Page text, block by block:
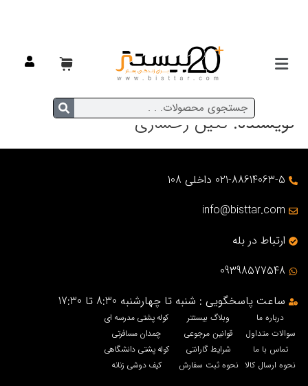
نویسنده:نگین رخساری
021-88614063-5 داخلی 108
info@bisttar.com
ارتباط در بله
09398577548
ساعت پاسخگویی : شنبه تا چهارشنبه 8:30 تا 17:30
درباره ما
سوالات متداول
تماس با ما
نحوه ارسال کالا
وبلاگ بیستتر
قوانین مرجوعی
شرایط گارانتی
نحوه ثبت سفارش
کوله پشتی مدرسه ای
چمدان مسافرتی
کوله پشتی دانشگاهی
کیف دوشی زنانه